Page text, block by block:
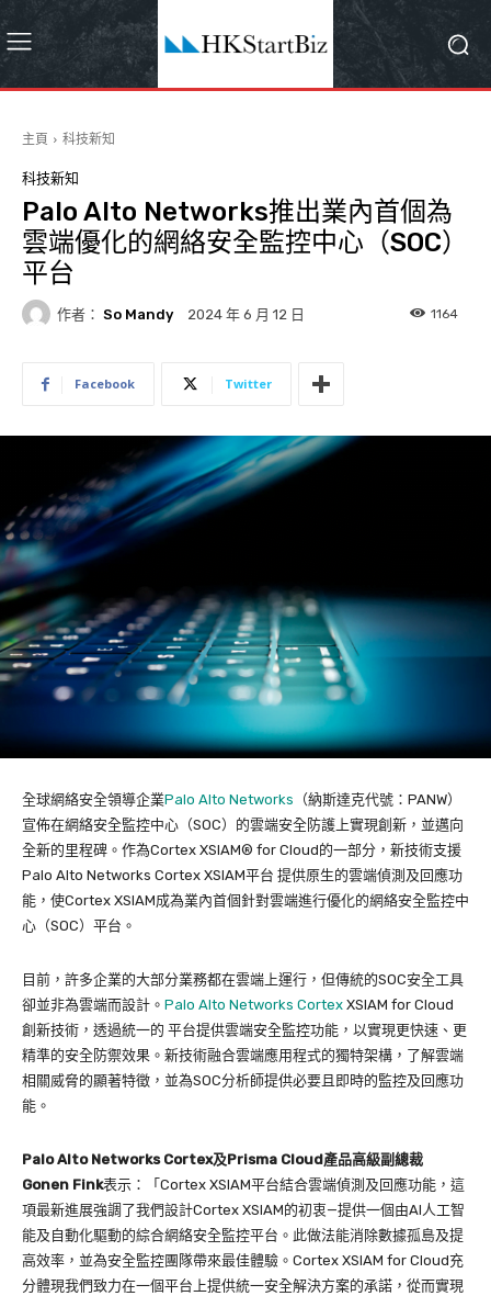
主頁 科技新知
科技新知
Palo Alto Networks推出業內首個為
雲端優化的網絡安全監控中心（SOC）
平台
作者： So Mandy 2024 年 6 月 12 日 1164
Facebook Twitter
全球網絡安全領導企業Palo Alto Networks （納斯達克代號：PANW）
宣佈在網絡安全監控中心（SOC）的雲端安全防護上實現創新，並邁向
全新的里程碑。作為Cortex XSIAM® for Cloud的一部分，新技術支援
Palo Alto Networks Cortex XSIAM平台 提供原生的雲端偵測及回應功
能，使Cortex XSIAM成為業內首個針對雲端進行優化的網絡安全監控中
心（SOC）平台。
目前，許多企業的大部分業務都在雲端上運行，但傳統的SOC安全工具
卻並非為雲端而設計。 Palo Alto Networks Cortex XSIAM for Cloud
創新技術，透過統一的 平台提供雲端安全監控功能，以實現更快速、更
精準的安全防禦效果。新技術融合雲端應用程式的獨特架構，了解雲端
相關威脅的顯著特徵，並為SOC分析師提供必要且即時的監控及回應功
能。
Palo Alto Networks Cortex及Prisma Cloud產品高級副總裁
Gonen Fink表示：「Cortex XSIAM平台結合雲端偵測及回應功能，這
項最新進展強調了我們設計Cortex XSIAM的初衷—提供一個由AI人工智
能及自動化驅動的綜合網絡安全監控平台。此做法能消除數據孤島及提
高效率，並為安全監控團隊帶來最佳體驗。Cortex XSIAM for Cloud充
分體現我們致力在一個平台上提供統一安全解決方案的承諾，從而實現